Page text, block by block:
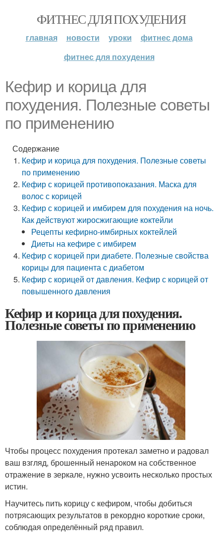
ФИТНЕС ДЛЯ ПОХУДЕНИЯ
главная новости уроки
фитнес дома
фитнес для похудения
Кефир и корица для
похудения. Полезные советы
по применению
Содержание
Кефир и корица для похудения. Полезные советы
по применению
Кефир с корицей противопоказания. Маска для
волос с корицей
Кефир с корицей и имбирем для похудения на ночь.
Как действуют жиросжигающие коктейли
Рецепты кефирно-имбирных коктейлей
Диеты на кефире с имбирем
Кефир с корицей при диабете. Полезные свойства
корицы для пациента с диабетом
Кефир с корицей от давления. Кефир с корицей от
повышенного давления
Кефир и корица для похудения.
Полезные советы по применению
Чтобы процесс похудения протекал заметно и радовал
ваш взгляд, брошенный ненароком на собственное
отражение в зеркале, нужно усвоить несколько простых
истин.
Научитесь пить корицу с кефиром, чтобы добиться
потрясающих результатов в рекордно короткие сроки,
соблюдая определённый ряд правил.